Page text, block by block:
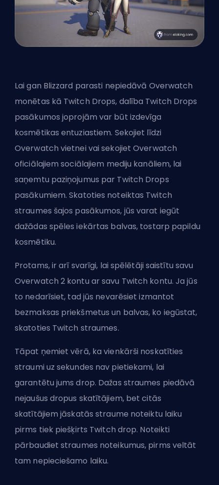
Lai gan Blizzard parasti nepiedāvā Overwatch
monētas kā Twitch Drops, dalība Twitch Drops
pasākumos joprojām var būt izdevīga
kosmētikas entuziastiem. Sekojiet līdzi
Overwatch vietnei vai sekojiet Overwatch
oficiālajiem sociālajiem mediju kanāliem, lai
saņemtu paziņojumus par Twitch Drops
pasākumiem. Skatoties noteiktas Twitch
straumes šajos pasākumos, jūs varat iegūt
dažādas spēles iekārtas balvas, tostarp papildu
kosmētiku.
Protams, ir arī svarīgi, lai spēlētāji saistītu savu
Overwatch 2 kontu ar savu Twitch kontu. Ja jūs
to nedarīsiet, tad jūs nevarēsiet izmantot
bezmaksas priekšmetus un balvas, ko iegūstat,
skatoties Twitch straumes.
Tāpat ņemiet vērā, ka vienkārši noskatīties
straumi uz sekundes nav pietiekami, lai
garantētu jums drop. Dažas straumes piedāvā
nejaušus dropus skatītājiem, bet citās
skatītājiem jāskatās straume noteiktu laiku
pirms tiek piešķirts Twitch drop. Noteikti
pārbaudiet straumes noteikumus, pirms veltāt
tam nepieciešamo laiku.